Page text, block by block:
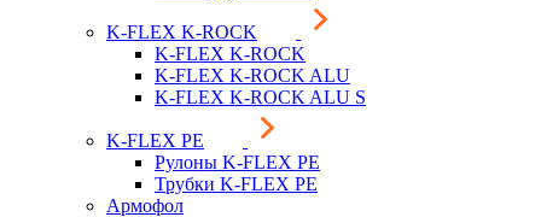
K-FLEX K-ROCK
K-FLEX K-ROCK
K-FLEX K-ROCK ALU
K-FLEX K-ROCK ALU S
K-FLEX PE
Рулоны K-FLEX PE
Трубки K-FLEX PE
Армофол